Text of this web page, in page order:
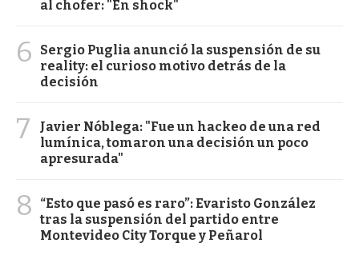
al chofer: "En shock"
6
Sergio Puglia anunció la suspensión de su
reality: el curioso motivo detrás de la
decisión
7
Javier Nóblega: "Fue un hackeo de una red
lumínica, tomaron una decisión un poco
apresurada"
8
“Esto que pasó es raro”: Evaristo González
tras la suspensión del partido entre
Montevideo City Torque y Peñarol